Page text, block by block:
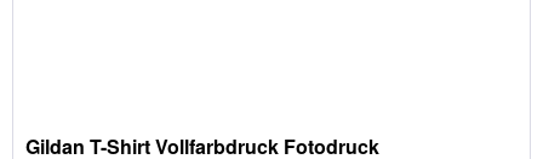
Gildan T-Shirt Vollfarbdruck Fotodruck